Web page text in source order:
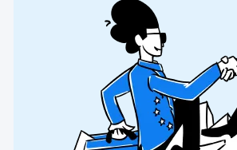
GA4-Wissensbank
Wechsel von Matomo
Blog
Content Katalog